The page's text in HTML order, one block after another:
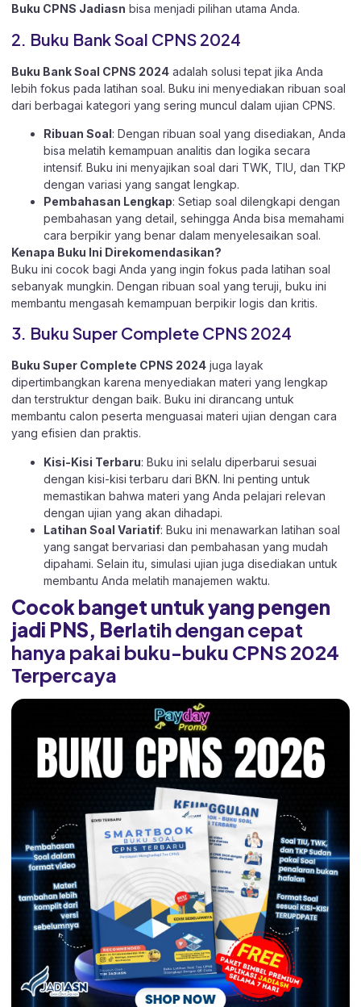
Buku CPNS Jadiasn bisa menjadi pilihan utama Anda.
2. Buku Bank Soal CPNS 2024
Buku Bank Soal CPNS 2024 adalah solusi tepat jika Anda
lebih fokus pada latihan soal. Buku ini menyediakan ribuan soal
dari berbagai kategori yang sering muncul dalam ujian CPNS.
Ribuan Soal: Dengan ribuan soal yang disediakan, Anda
bisa melatih kemampuan analitis dan logika secara
intensif. Buku ini menyajikan soal dari TWK, TIU, dan TKP
dengan variasi yang sangat lengkap.
Pembahasan Lengkap: Setiap soal dilengkapi dengan
pembahasan yang detail, sehingga Anda bisa memahami
cara berpikir yang benar dalam menyelesaikan soal.
Kenapa Buku Ini Direkomendasikan?
Buku ini cocok bagi Anda yang ingin fokus pada latihan soal
sebanyak mungkin. Dengan ribuan soal yang teruji, buku ini
membantu mengasah kemampuan berpikir logis dan kritis.
3. Buku Super Complete CPNS 2024
Buku Super Complete CPNS 2024 juga layak
dipertimbangkan karena menyediakan materi yang lengkap
dan terstruktur dengan baik. Buku ini dirancang untuk
membantu calon peserta menguasai materi ujian dengan cara
yang efisien dan praktis.
Kisi-Kisi Terbaru: Buku ini selalu diperbarui sesuai
dengan kisi-kisi terbaru dari BKN. Ini penting untuk
memastikan bahwa materi yang Anda pelajari relevan
dengan ujian yang akan dihadapi.
Latihan Soal Variatif: Buku ini menawarkan latihan soal
yang sangat bervariasi dan pembahasan yang mudah
dipahami. Selain itu, simulasi ujian juga disediakan untuk
membantu Anda melatih manajemen waktu.
Cocok banget untuk yang pengen
jadi PNS, Berlatih dengan cepat
hanya pakai buku-buku CPNS 2024
Terpercaya